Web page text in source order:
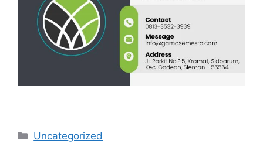
Categories
Uncategorized